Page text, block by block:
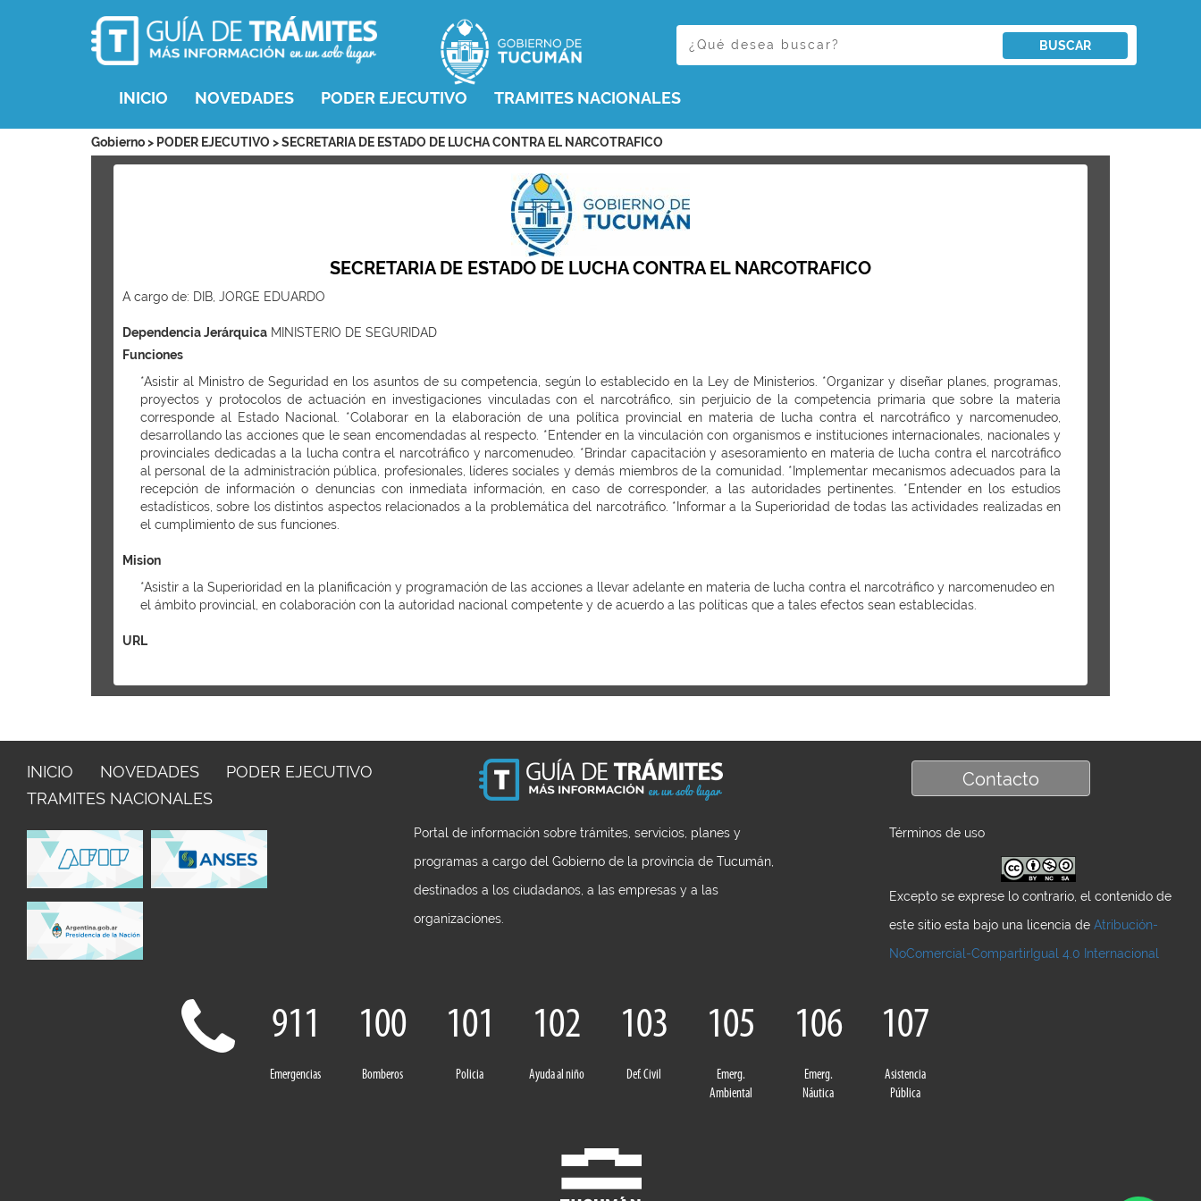
BUSCAR
INICIO NOVEDADES PODER EJECUTIVO TRAMITES NACIONALES
Gobierno > PODER EJECUTIVO > SECRETARIA DE ESTADO DE LUCHA CONTRA EL NARCOTRAFICO
SECRETARIA DE ESTADO DE LUCHA CONTRA EL NARCOTRAFICO
A cargo de: DIB, JORGE EDUARDO
Dependencia Jerárquica MINISTERIO DE SEGURIDAD
Funciones
*Asistir al Ministro de Seguridad en los asuntos de su competencia, según lo establecido en la Ley de Ministerios. *Organizar y diseñar planes, programas,
proyectos y protocolos de actuación en investigaciones vinculadas con el narcotráfico, sin perjuicio de la competencia primaria que sobre la materia
corresponde al Estado Nacional. *Colaborar en la elaboración de una política provincial en materia de lucha contra el narcotráfico y narcomenudeo,
desarrollando las acciones que le sean encomendadas al respecto. *Entender en la vinculación con organismos e instituciones internacionales, nacionales y
provinciales dedicadas a la lucha contra el narcotráfico y narcomenudeo. *Brindar capacitación y asesoramiento en materia de lucha contra el narcotráfico
al personal de la administración pública, profesionales, líderes sociales y demás miembros de la comunidad. *Implementar mecanismos adecuados para la
recepción de información o denuncias con inmediata información, en caso de corresponder, a las autoridades pertinentes. *Entender en los estudios
estadísticos, sobre los distintos aspectos relacionados a la problemática del narcotráfico. *Informar a la Superioridad de todas las actividades realizadas en
el cumplimiento de sus funciones.
Mision
*Asistir a la Superioridad en la planificación y programación de las acciones a llevar adelante en materia de lucha contra el narcotráfico y narcomenudeo en
el ámbito provincial, en colaboración con la autoridad nacional competente y de acuerdo a las políticas que a tales efectos sean establecidas.
URL
INICIO NOVEDADES
PODER EJECUTIVO
TRAMITES NACIONALES
Portal de información sobre trámites, servicios, planes y
programas a cargo del Gobierno de la provincia de Tucumán,
destinados a los ciudadanos, a las empresas y a las
organizaciones.
Contacto
Términos de uso
Excepto se exprese lo contrario, el contenido de
este sitio esta bajo una licencia de Atribución-
NoComercial-CompartirIgual 4.0 Internacional
911
Emergencias
100
Bomberos
101
Policia
102
Ayuda al niño
103
Def. Civil
105
Emerg.
Ambiental
106
Emerg.
Náutica
107
Asistencia
Pública